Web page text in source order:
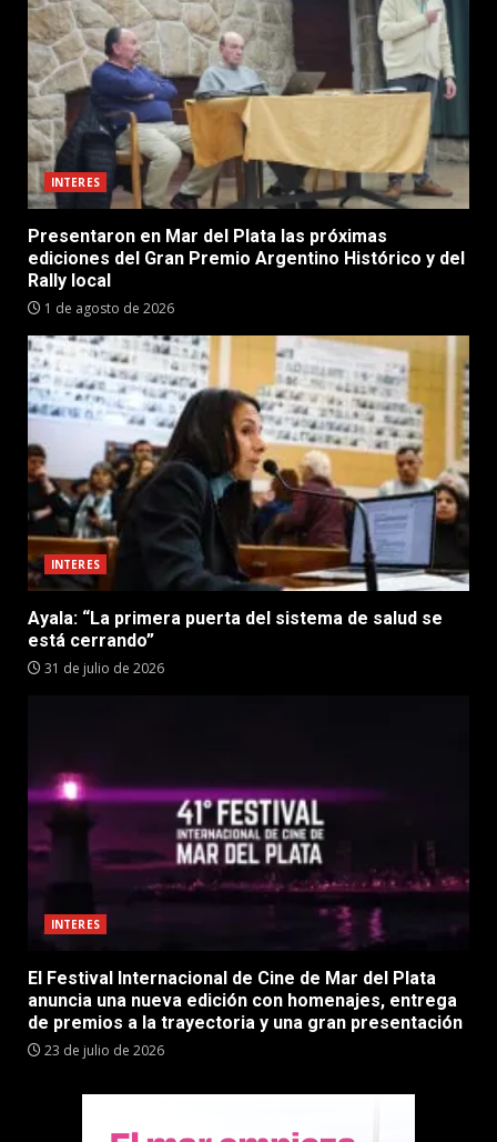
INTERES
Presentaron en Mar del Plata las próximas
ediciones del Gran Premio Argentino Histórico y del
Rally local
1 de agosto de 2026
INTERES
Ayala: “La primera puerta del sistema de salud se
está cerrando”
31 de julio de 2026
INTERES
El Festival Internacional de Cine de Mar del Plata
anuncia una nueva edición con homenajes, entrega
de premios a la trayectoria y una gran presentación
23 de julio de 2026